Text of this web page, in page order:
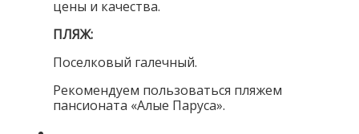
цены и качества.
ПЛЯЖ:
Поселковый галечный.
Рекомендуем пользоваться пляжем
пансионата «Алые Паруса».